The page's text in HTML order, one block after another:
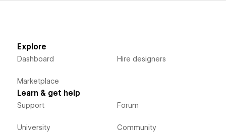
Explore
Dashboard
Marketplace
Hire designers
Learn & get help
Support
University
Forum
Community